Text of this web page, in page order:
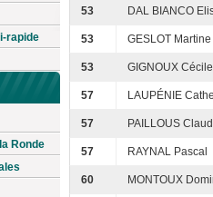
rapide
Ronde
53 DAL BIANCO
53 GESLOT Martine
53 GIGNOUX Cécile
57 LAUPÉNIE
57 PAILLOUS
57 RAYNAL Pascal
60 MONTOUX